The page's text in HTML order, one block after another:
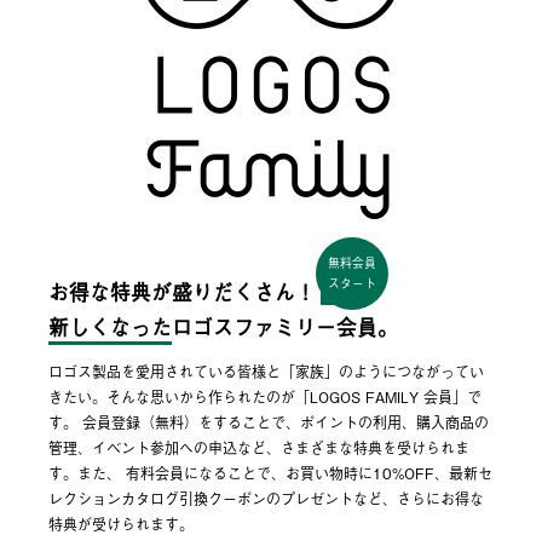
お得な特典が盛りだくさん！
無料会員
スタート
新しくなった ロゴスファミリー会員。
ロゴス製品を愛用されている皆様と「家族」のようにつながってい
きたい。そんな思いから作られたのが「LOGOS FAMILY 会員」で
す。 会員登録（無料）をすることで、ポイントの利用、購入商品の
管理、イベント参加への申込など、さまざまな特典を受けられま
す。また、 有料会員になることで、お買い物時に10%OFF、最新セ
レクションカタログ引換クーポンのプレゼントなど、さらにお得な
特典が受けられます。